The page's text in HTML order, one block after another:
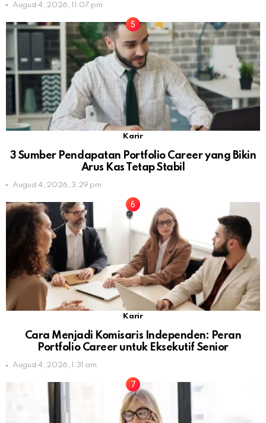
August 4, 2026, 11:07 pm
Karir
3 Sumber Pendapatan Portfolio Career yang Bikin
Arus Kas Tetap Stabil
August 4, 2026, 3:29 pm
Karir
Cara Menjadi Komisaris Independen: Peran
Portfolio Career untuk Eksekutif Senior
August 4, 2026, 1:31 am